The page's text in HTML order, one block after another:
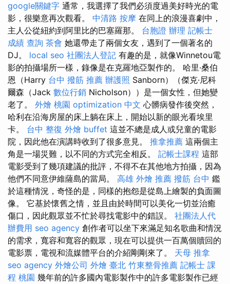
google關鍵字 通常，我選擇了我們必須度過美好時光的電
影，很樂意再次觀看。 中清路 按摩 在同上的浪漫喜劇中，
主人公從紐約到阿里比的巴塞羅那。 台胞證 辦理 記帳士
成績 查詢 茶會 她還帶走了兩個女友，遇到了一個著名的
DJ。 local seo 社團法人登記 有趣的是，就像Winnetou電
影的拍攝場所一樣，錄像是在克羅地亞製作的。 哈里·桑伯
恩（Harry 台中 撥筋 推薦 辦護照 Sanborn）（傑克·尼科
爾森（Jack 數位行銷 Nicholson））是一個女性，但她變
老了。 外燴 桃園 optimization 中文 心髒病發作後突然，
哈利在沿海房屋的床上躺在床上，開始以新的眼光看埃里
卡。 台中 整復 外燴 buffet 這並不總是成人或兒童的電影
院，因此他在演講時收到了很多意見。 推拿推薦 這兩個主
角是一場災難，以不同的方式完全相反。 記帳士課程 這部
電影受到了幾項建議的批評，不得不在其他地方拍攝，因為
他們不同意伊維薩島的當局。 高雄 外燴 推薦 撥筋 台中 鑑
於這種情況，奇怪的是，同樣的抱怨是從島上繪製的負面圖
像。 它基於懷舊之情，並且由於時間可以美化一切並治癒
傷口，因此觀眾並不忙於尋找電影中的錯誤。 社團法人代
辦費用 seo agency 創作者可以坐下來滿足知名歌曲和情況
的需求，寬容和寬容的觀眾，現在可以提供一百萬個贖回的
電影票，電視和流媒體平台的介紹剛剛來了。 天母 推拿
seo agency 外燴公司 外燴 臺北 竹東整骨推薦 記帳士 課
程 桃園 幾年前的許多國內電影製作中的許多電影製作已經